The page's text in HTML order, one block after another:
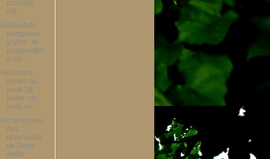
possible
côt...
de
parapente
à Veix : le
parapentist
e ble...
météo du
jeudi 28
juillet : un
voile nu...
la rencontre
des
réservistes
de Saint-
Astier